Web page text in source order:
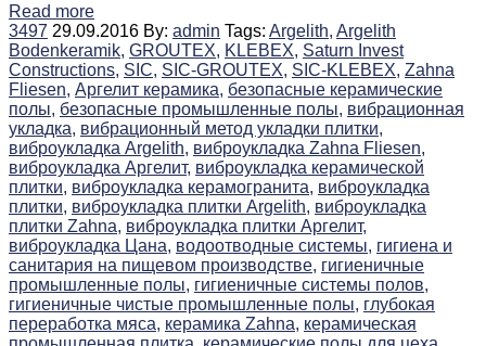
Read more
3497 29.09.2016 By: admin Tags: Argelith, Argelith
Bodenkeramik, GROUTEX, KLEBEX, Saturn Invest
Constructions, SIC, SIC-GROUTEX, SIC-KLEBEX, Zahna
Fliesen, Аргелит керамика, безопасные керамические
полы, безопасные промышленные полы, вибрационная
укладка, вибрационный метод укладки плитки,
виброукладка Argelith, виброукладка Zahna Fliesen,
виброукладка Аргелит, виброукладка керамической
плитки, виброукладка керамогранита, виброукладка
плитки, виброукладка плитки Argelith, виброукладка
плитки Zahna, виброукладка плитки Аргелит,
виброукладка Цана, водоотводные системы, гигиена и
санитария на пищевом производстве, гигиеничные
промышленные полы, гигиеничные системы полов,
гигиеничные чистые промышленные полы, глубокая
переработка мяса, керамика Zahna, керамическая